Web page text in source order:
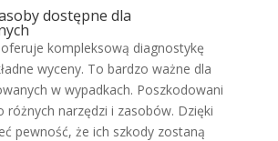
dostępne dla
oferuje kompleksową diagnostykę
wyceny. To bardzo ważne dla
w wypadkach. Poszkodowani
różnych narzędzi i zasobów. Dzięki
pewność, że ich szkody zostaną